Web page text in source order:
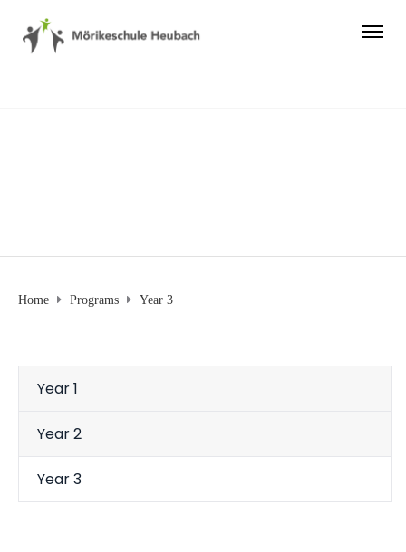
Home Programs Year 3
Year 1
Year 2
Year 3